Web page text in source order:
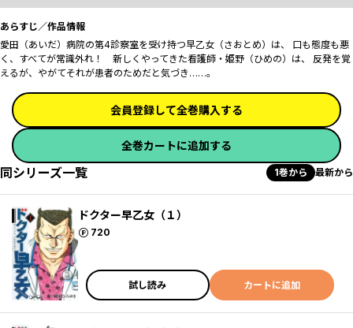
あらすじ／作品情報
愛田（あいだ）病院の第4診察室を受け持つ早乙女（さおとめ）は、 口も態度も悪
く、すべてが常識外れ！ 新しくやってきた看護師・姫野（ひめの）は、 反発を覚
えるが、やがてそれが患者のためだと気づき……。
会員登録して全巻購入する
全巻カートに追加する
同シリーズ一覧 1巻から 最新から
ドクター早乙女（１）
720
ポイント
試し読み カートに追加